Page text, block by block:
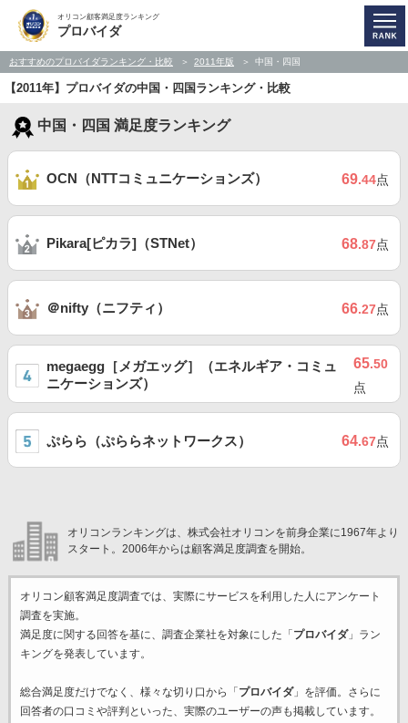
オリコン顧客満足度ランキング
プロバイダ
おすすめのプロバイダランキング・比較 2011年版 中国・四国
【2011年】プロバイダの中国・四国ランキング・比較
中国・四国 満足度ランキング
OCN（NTTコミュニケーションズ） 69.44点
Pikara[ピカラ]（STNet） 68.87点
＠nifty（ニフティ） 66.27点
megaegg［メガエッグ］（エネルギア・コミュ
ニケーションズ）
65.50
点
ぷらら（ぷららネットワークス） 64.67点
オリコンランキングは、株式会社オリコンを前身企業に1967年より
スタート。2006年からは顧客満足度調査を開始。
オリコン顧客満足度調査では、実際にサービスを利用した 人にアンケート
調査を実施。
満足度に関する回答を基に、調査企業社を対象にした「 プロバイダ」ラン
キングを発表しています。
総合満足度だけでなく、様々な切り口から「 プロバイダ」を評価。さらに
回答者の口コミや評判といった、実際のユーザーの声も掲載しています。